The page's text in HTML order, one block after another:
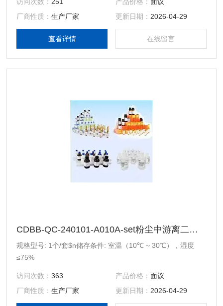
厂商性质：生产厂家 更新日期： 2026-04-29
查看详情 在线留言
CDBB-QC-240101-A010A-set粉尘中游离二氧化硅（需氢氟酸处理）质控样
规格型号: 1个/套$n储存条件: 室温（10℃ ~ 30℃），湿度
≤75%
访问次数：363 产品价格： 面议
厂商性质：生产厂家 更新日期： 2026-04-29